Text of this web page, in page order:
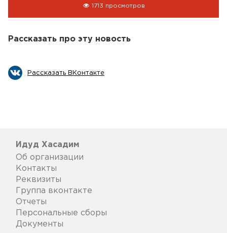
1713 просмотров
Рассказать про эту новость
Рассказать ВКонтакте
Идуд Хасадим
Об организации
Контакты
Реквизиты
Группа вконтакте
Отчеты
Персональные сборы
Документы